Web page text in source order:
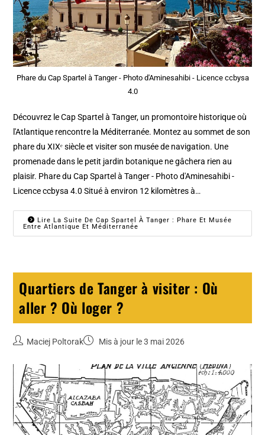
Phare du Cap Spartel à Tanger - Photo d'Aminesahibi - Licence ccbysa
4.0
Découvrez le Cap Spartel à Tanger, un promontoire historique où
l'Atlantique rencontre la Méditerranée. Montez au sommet de son
phare du XIXᵉ siècle et visiter son musée de navigation. Une
promenade dans le petit jardin botanique ne gâchera rien au
plaisir. Phare du Cap Spartel à Tanger - Photo d'Aminesahibi -
Licence ccbysa 4.0 Situé à environ 12 kilomètres à…
Lire La Suite De Cap Spartel À Tanger : Phare Et Musée
Entre Atlantique Et Méditerranée
Quartiers de Tanger à visiter : Où
aller ? Où loger ?
Maciej Poltorak Mis à jour le 3 mai 2026